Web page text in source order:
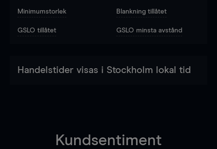
Minimumstorlek Blankning tillåtet
GSLO tillåtet GSLO minsta avstånd
Handelstider visas i Stockholm lokal tid
Kundsentiment